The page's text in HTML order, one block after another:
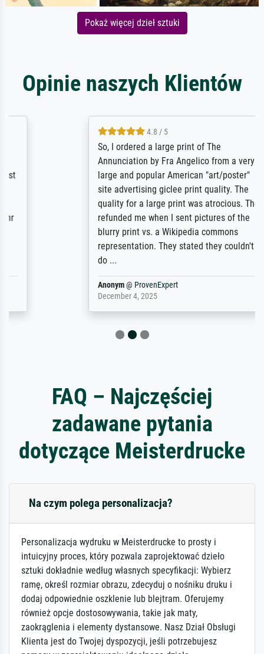
Pokaż więcej dzieł sztuki
Opinie naszych Klientów
4.8 / 5
So, I ordered a large print of The
Annunciation by Fra Angelico from a very
large and popular American "art/poster"
site advertising giclee print quality. The
quality for a large print was atrocious. They
refunded me when I sent pictures of the
blurry print vs. a Wikipedia commons
representation. They stated they couldn't
ProvenExpert
December 4, 2025
FAQ – Najczęściej
zadawane pytania
dotyczące Meisterdrucke
Na czym polega personalizacja?
Personalizacja wydruku w Meisterdrucke to prosty i
intuicyjny proces, który pozwala zaprojektować dzieło
sztuki dokładnie według własnych specyfikacji: Wybierz
ramę, określ rozmiar obrazu, zdecyduj o nośniku druku i
dodaj odpowiednie oszklenie lub blejtram. Oferujemy
również opcje dostosowywania, takie jak maty,
zaokrąglenia i elementy dystansowe. Nasz Dział Obsługi
Klienta jest do Twojej dyspozycji, jeśli potrzebujesz